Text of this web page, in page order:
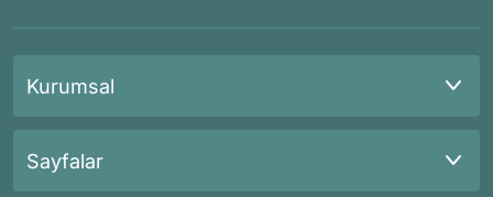
Kurumsal
Sayfalar